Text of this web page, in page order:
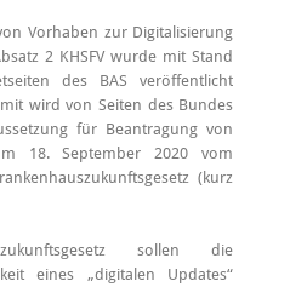
Vorhaben zur Digitalisierung
2 KHSFV wurde mit Stand
des BAS veröffentlicht
wird von Seiten des Bundes
für Beantragung von
18. September 2020 vom
(kurz
sollen die
eines „digitalen Updates“